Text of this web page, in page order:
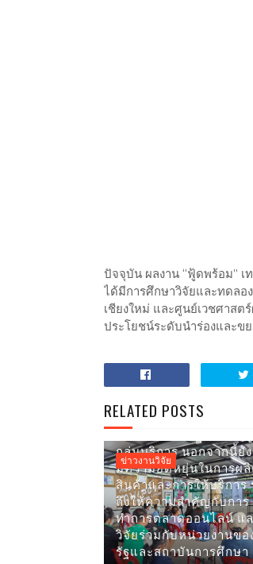
ปัจจุบัน ผลงาน “ฟู้ดพร้อม”
ได้มีการศึกษาวิจัยและทดลอ
เชียงใหม่ และศูนย์เวชศาสต
ประโยชน์ระดับนำร่องและข
RELATED POSTS
ข่าวงานวิจัย
วช.ให้ทุนทีมเศรษฐศาส
อยู่รอดของวิสาหกิจชุม
ภาคเหนือ ภายใต้สถาน
กลุ่มผลิตปศุสัตว์และแปร
ผลิตภัณฑ์ มีโอกาสรอดสูง
กลุ่มบริการ นอกจากนี้ยั
มีความยืดหยุ่นในการผ
สินค้าและการให้บริการ
ถึงให้ความสำคัญกับการ
ทำการตลาดออนไลน์ แ
วิจัยร่วมกับหน่วยงานขอ
รัฐและสถาบันการศึกษา